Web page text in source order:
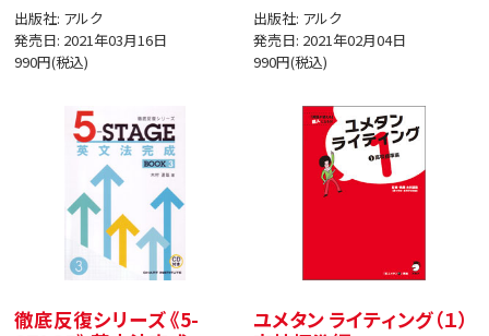
出版社: アルク
発売日: 2021年03月16日
990円(税込)
出版社: アルク
発売日: 2021年02月04日
990円(税込)
徹底反復シリーズ 《5-
ユメタン ライティング（１）